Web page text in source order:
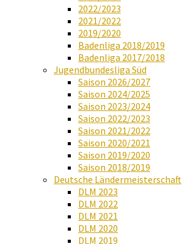
2022/2023
2021/2022
2019/2020
Badenliga 2018/2019
Badenliga 2017/2018
Jugendbundesliga Süd
Saison 2026/2027
Saison 2024/2025
Saison 2023/2024
Saison 2022/2023
Saison 2021/2022
Saison 2020/2021
Saison 2019/2020
Saison 2018/2019
Deutsche Ländermeisterschaft
DLM 2023
DLM 2022
DLM 2021
DLM 2020
DLM 2019